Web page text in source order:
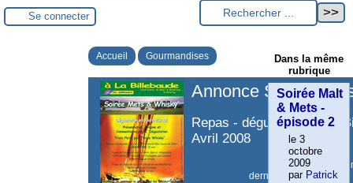
Se connecter
Accueil Gourmandises
Annonce Soirée
Repas - dégustation ? La
Avril 2008
Article mis en
dernière modification
Dans la même
rubrique
Soirée Malt
& Mets -
épisode 2
le 3
octobre
2009
par Patrick